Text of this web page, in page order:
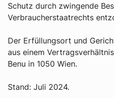
Schutz durch zwingende
Verbraucherstaatrechts
Der Erfüllungsort und
aus einem
Benu in 1050 Wien.
Stand: Juli 2024.